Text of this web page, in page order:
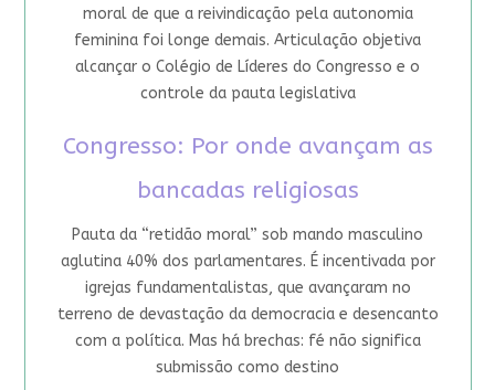
moral de que a reivindicação pela autonomia
feminina foi longe demais. Articulação objetiva
alcançar o Colégio de Líderes do Congresso e o
controle da pauta legislativa
Congresso: Por onde avançam as
bancadas religiosas
Pauta da “retidão moral” sob mando masculino
aglutina 40% dos parlamentares. É incentivada por
igrejas fundamentalistas, que avançaram no
terreno de devastação da democracia e desencanto
com a política. Mas há brechas: fé não significa
submissão como destino